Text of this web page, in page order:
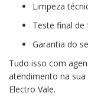
Limpeza
Teste final
Garantia do
Tudo isso com
atendimento na sua
Electro Vale.